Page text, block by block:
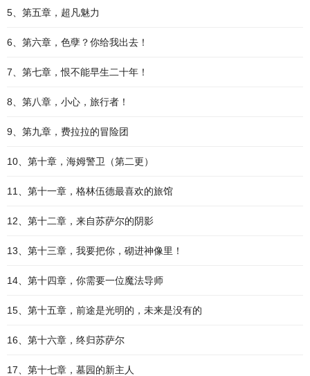
5、第五章，超凡魅力
6、第六章，色孽？你给我出去！
7、第七章，恨不能早生二十年！
8、第八章，小心，旅行者！
9、第九章，费拉拉的冒险团
10、第十章，海姆警卫（第二更）
11、第十一章，格林伍德最喜欢的旅馆
12、第十二章，来自苏萨尔的阴影
13、第十三章，我要把你，砌进神像里！
14、第十四章，你需要一位魔法导师
15、第十五章，前途是光明的，未来是没有的
16、第十六章，终归苏萨尔
17、第十七章，墓园的新主人